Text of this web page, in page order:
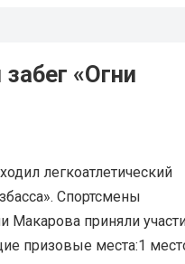
«Огни
легкоатлетический
Спортсмены
приняли
призовые места:1